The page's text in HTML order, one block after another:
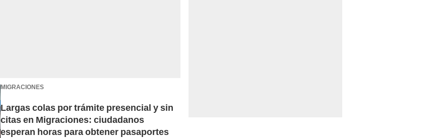
MIGRACIONES
Largas colas por trámite presencial y sin
citas en Migraciones: ciudadanos
esperan horas para obtener pasaportes